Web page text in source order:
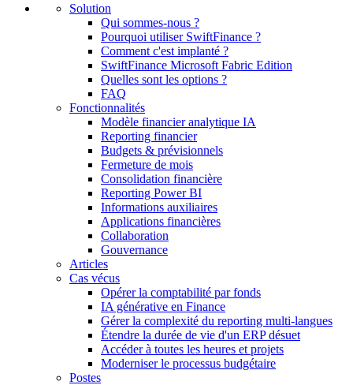
Solution
Qui sommes-nous ?
Pourquoi utiliser SwiftFinance ?
Comment c'est implanté ?
SwiftFinance Microsoft Fabric Edition
Quelles sont les options ?
FAQ
Fonctionnalités
Modèle financier analytique IA
Reporting financier
Budgets & prévisionnels
Fermeture de mois
Consolidation financière
Reporting Power BI
Informations auxiliaires
Applications financières
Collaboration
Gouvernance
Articles
Cas vécus
Opérer la comptabilité par fonds
IA générative en Finance
Gérer la complexité du reporting multi-langues
Étendre la durée de vie d'un ERP désuet
Accéder à toutes les heures et projets
Moderniser le processus budgétaire
Postes